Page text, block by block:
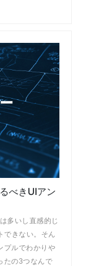
べきUIアン
多いし直感的じ
できない。そん
プルでわかりや
たの3つなんで